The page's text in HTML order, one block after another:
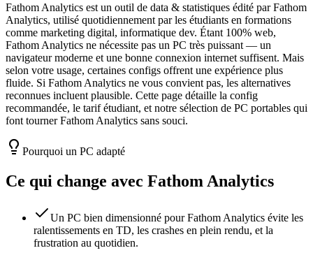
Fathom Analytics est un outil de data & statistiques édité par Fathom
Analytics, utilisé quotidiennement par les étudiants en formations
comme marketing digital, informatique dev. Étant 100% web,
Fathom Analytics ne nécessite pas un PC très puissant — un
navigateur moderne et une bonne connexion internet suffisent. Mais
selon votre usage, certaines configs offrent une expérience plus
fluide. Si Fathom Analytics ne vous convient pas, les alternatives
reconnues incluent plausible. Cette page détaille la config
recommandée, le tarif étudiant, et notre sélection de PC portables qui
font tourner Fathom Analytics sans souci.
Pourquoi un PC adapté
Ce qui change avec Fathom Analytics
Un PC bien dimensionné pour Fathom Analytics évite les
ralentissements en TD, les crashes en plein rendu, et la
frustration au quotidien.